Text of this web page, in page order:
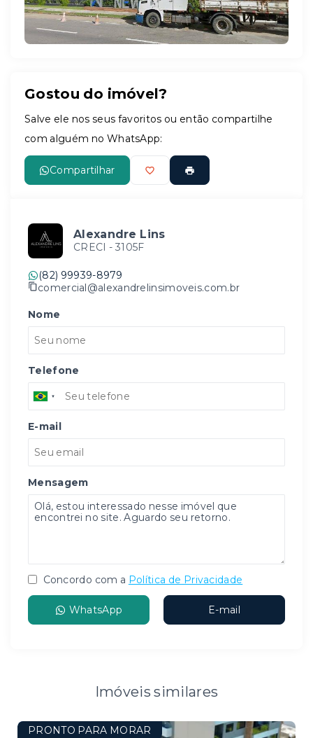
Gostou do imóvel?
Salve ele nos seus favoritos ou então compartilhe
com alguém no WhatsApp:
Compartilhar
Alexandre Lins
CRECI - 3105F
(82) 99939-8979
comercial@alexandrelinsimoveis.com.br
Nome
Telefone
E-mail
Mensagem
Concordo com a Política de Privacidade
WhatsApp E-mail
Imóveis similares
PRONTO PARA MORAR